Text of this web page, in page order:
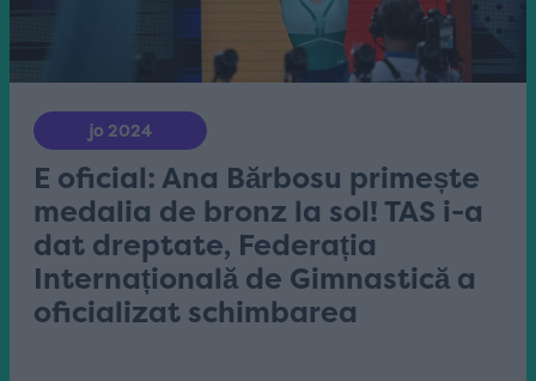
jo 2024
E oficial: Ana Bărbosu primește
medalia de bronz la sol! TAS i-a
dat dreptate, Federația
Internațională de Gimnastică a
oficializat schimbarea